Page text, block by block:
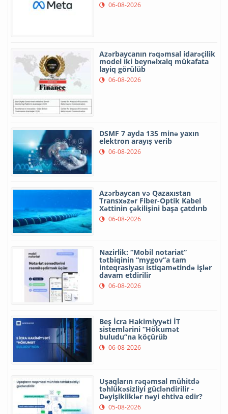
06-08-2026
Azərbaycanın rəqəmsal idarəçilik
model iki beynəlxalq mükafata
layiq görülüb
06-08-2026
DSMF 7 ayda 135 minə yaxın
elektron arayış verib
06-08-2026
Azərbaycan və Qazaxıstan
Transxəzər Fiber-Optik Kabel
Xəttinin çəkilişini başa çatdırıb
06-08-2026
Nazirlik: “Mobil notariat”
tətbiqinin “mygov”a tam
inteqrasiyası istiqamətində işlər
davam etdirilir
06-08-2026
Beş İcra Hakimiyyəti İT
sistemlərini “Hökumət
buludu”na köçürüb
06-08-2026
Uşaqların rəqəmsal mühitdə
təhlükəsizliyi gücləndirilir -
Dəyişikliklər nəyi ehtiva edir?
05-08-2026